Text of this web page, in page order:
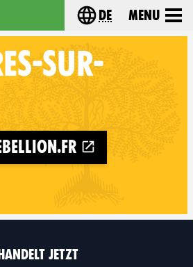
- Home Choose your
de Menu
SUR-
Marne on
HANDELT JETZT